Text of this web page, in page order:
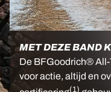
MET DEZE BAND
De BFGoodrich®
voor actie, altijd en
(1)